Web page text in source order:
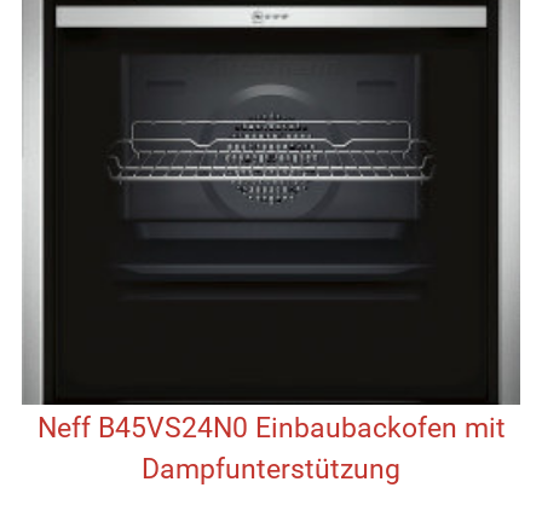
Neff B45VS24N0 Einbaubackofen mit
Dampfunterstützung